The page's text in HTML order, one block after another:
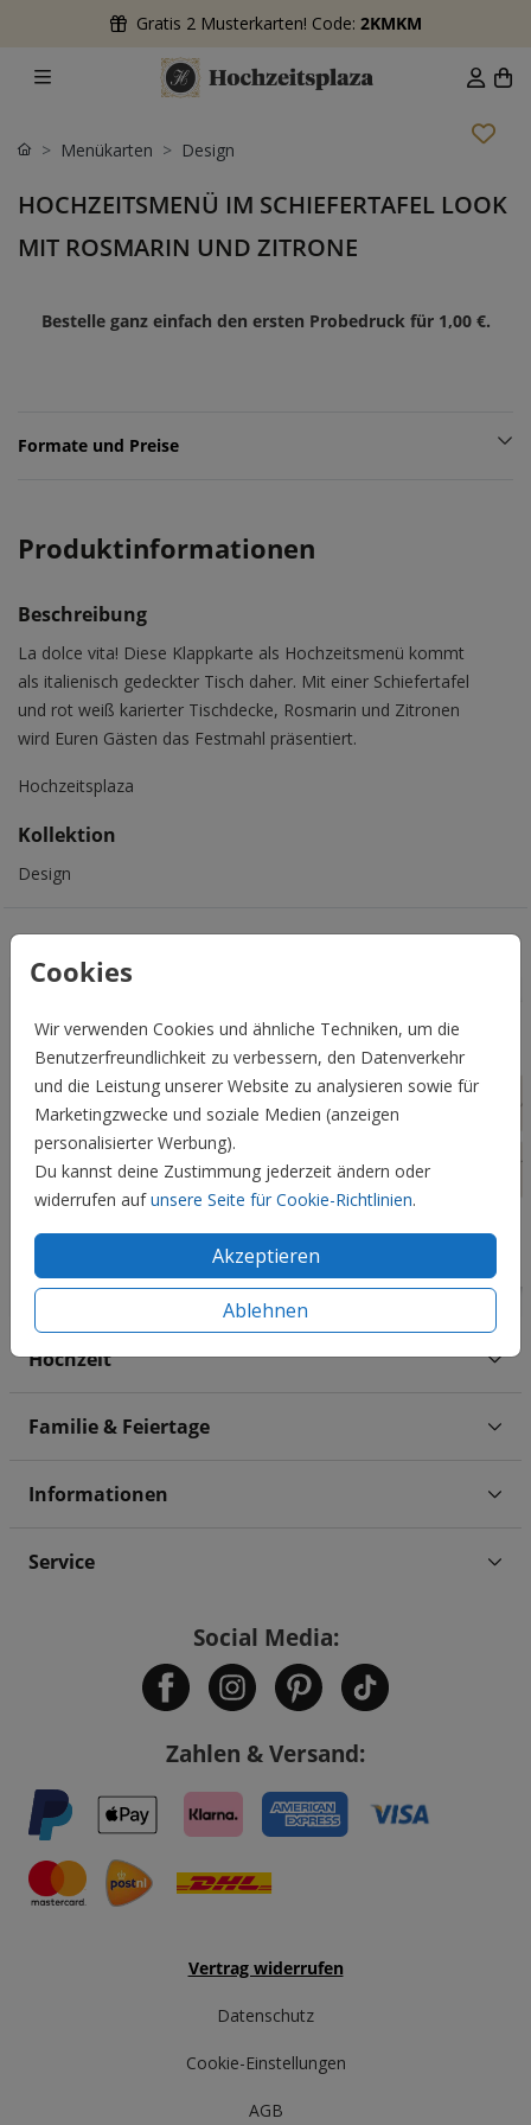
Gratis 2 Musterkarten! Code: 2KMKM
Cookies
Wir verwenden Cookies und ähnliche Techniken, um die
Benutzerfreundlichkeit zu verbessern, den Datenverkehr
und die Leistung unserer Website zu analysieren sowie für
Marketingzwecke und soziale Medien (anzeigen
personalisierter Werbung).
Du kannst deine Zustimmung jederzeit ändern oder
widerrufen aufunsere Seite für Cookie-Richtlinien.
Akzeptieren
Ablehnen
Menükarten Design
HOCHZEITSMENÜ IM SCHIEFERTAFEL LOOK
MIT ROSMARIN UND ZITRONE
Bestelle ganz einfach den ersten Probedruck für 1,00 €.
Formate und Preise
Produktinformationen
Beschreibung
La dolce vita! Diese Klappkarte als Hochzeitsmenü kommt
als italienisch gedeckter Tisch daher. Mit einer Schiefertafel
und rot weiß karierter Tischdecke, Rosmarin und Zitronen
wird Euren Gästen das Festmahl präsentiert.
Hochzeitsplaza
Kollektion
Design
Hochzeit
Familie & Feiertage
Informationen
Service
Social Media:
Zahlen & Versand:
Vertrag widerrufen
Datenschutz
Cookie-Einstellungen
AGB